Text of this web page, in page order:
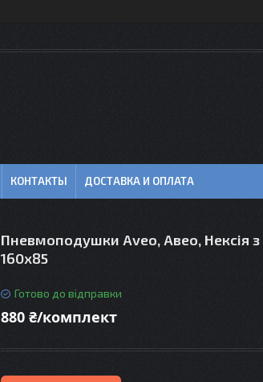
КОНТАКТЫ ДОСТАВКА И ОПЛАТА
Пневмоподушки Aveo, Авео, Нексія
160х85
Готово до відправки
880 ₴/комплект